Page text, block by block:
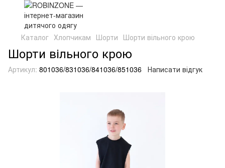
Каталог Хлопчикам Шорти Шорти вільного крою
Шорти вільного крою
Артикул: 801036/831036/841036/851036 Написати відгук